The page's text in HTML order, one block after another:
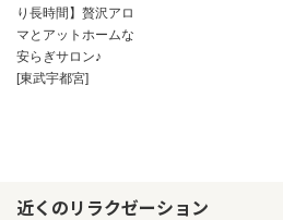
り長時間】贅沢アロ
マとアットホームな
安らぎサロン♪
[東武宇都宮]
近くのリラクゼーション